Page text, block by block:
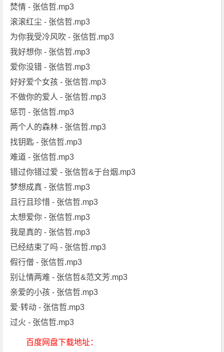
焚情 - 张信哲.mp3
滚滚红尘 - 张信哲.mp3
为你我受冷风吹 - 张信哲.mp3
我好想你 - 张信哲.mp3
爱你没错 - 张信哲.mp3
好好爱个女孩 - 张信哲.mp3
不做你的爱人 - 张信哲.mp3
惩罚 - 张信哲.mp3
两个人的森林 - 张信哲.mp3
找钥匙 - 张信哲.mp3
难道 - 张信哲.mp3
错过你错过爱 - 张信哲&于台烟.mp3
梦想成真 - 张信哲.mp3
且行且珍惜 - 张信哲.mp3
太想爱你 - 张信哲.mp3
我是真的 - 张信哲.mp3
已经结束了吗 - 张信哲.mp3
假行僧 - 张信哲.mp3
别让情两难 - 张信哲&范文芳.mp3
亲爱的小孩 - 张信哲.mp3
爱·转动 - 张信哲.mp3
过火 - 张信哲.mp3
百度网盘下载地址：